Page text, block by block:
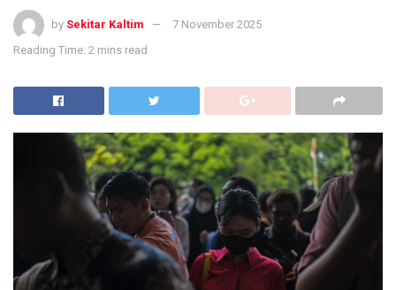
by Sekitar Kaltim
7 November 2025
Reading Time: 2 mins read